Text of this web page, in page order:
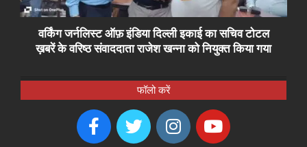
वर्किंग जर्नलिस्ट ऑफ़ इंडिया दिल्ली इकाई का सचिव टोटल
ख़बरें के वरिष्ठ संवाददाता राजेश खन्ना को नियुक्त किया गया
फॉलो करें